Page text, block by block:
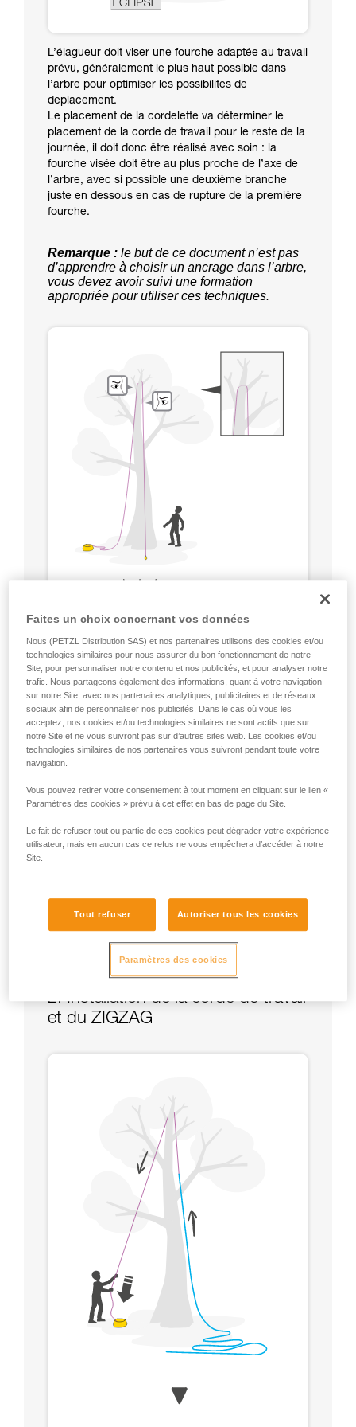
L’élagueur doit viser une fourche adaptée au travail
prévu, généralement le plus haut possible dans
l’arbre pour optimiser les possibilités de
déplacement.
Le placement de la cordelette va déterminer le
placement de la corde de travail pour le reste de la
journée, il doit donc être réalisé avec soin : la
fourche visée doit être au plus proche de l’axe de
l’arbre, avec si possible une deuxième branche
juste en dessous en cas de rupture de la première
fourche.
Remarque : le but de ce document n’est pas
d’apprendre à choisir un ancrage dans l’arbre,
vous devez avoir suivi une formation
appropriée pour utiliser ces techniques.
2. Installation de la corde de travail
et du ZIGZAG
Faites un choix concernant vos données
Nous (PETZL Distribution SAS) et nos partenaires utilisons des cookies et/ou
technologies similaires pour nous assurer du bon fonctionnement de notre
Site, pour personnaliser notre contenu et nos publicités, et pour analyser notre
trafic. Nous partageons également des informations, quant à votre navigation
sur notre Site, avec nos partenaires analytiques, publicitaires et de réseaux
sociaux afin de personnaliser nos publicités. Dans le cas où vous les
acceptez, nos cookies et/ou technologies similaires ne sont actifs que sur
notre Site et ne vous suivront pas sur d’autres sites web. Les cookies et/ou
technologies similaires de nos partenaires vous suivront pendant toute votre
navigation.
Vous pouvez retirer votre consentement à tout moment en cliquant sur le lien «
Paramètres des cookies » prévu à cet effet en bas de page du Site.
Le fait de refuser tout ou partie de ces cookies peut dégrader votre expérience
utilisateur, mais en aucun cas ce refus ne vous empêchera d’accéder à notre
Site.
Tout refuser Autoriser tous les cookies
Paramètres des cookies